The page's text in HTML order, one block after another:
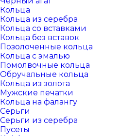
Кольца
Кольца из серебра
Кольца со вставками
Кольца без вставок
Позолоченные кольца
Кольца с эмалью
Помолвочные кольца
Обручальные кольца
Кольца из золота
Мужские печатки
Кольца на фалангу
Серьги
Серьги из серебра
Пусеты